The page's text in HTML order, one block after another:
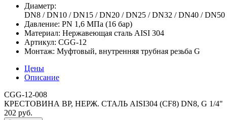
Диаметр:
DN8 / DN10 / DN15 / DN20 / DN25 / DN32 / DN40 / DN50
Давление: PN 1,6 МПа (16 бар)
Материал: Нержавеющая сталь AISI 304
Артикул: CGG-12
Монтаж: Муфтовый, внутренняя трубная резьба G
Цены
Описание
CGG-12-008
КРЕСТОВИНА ВР, НЕРЖ. СТАЛЬ AISI304 (CF8) DN8, G 1/4"
202 руб.